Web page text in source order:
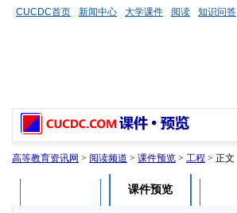
CUCDC首页 新闻中心 大学课件 阅读 知识问答
高等教育资讯网 > 阅读频道 > 课件预览 > 工程 > 正文
课件预览